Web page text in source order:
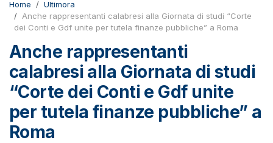
Home
Ultimora
Anche rappresentanti calabresi alla Giornata di studi “Corte
dei Conti e Gdf unite per tutela finanze pubbliche” a Roma
Anche rappresentanti
calabresi alla Giornata di studi
“Corte dei Conti e Gdf unite
per tutela finanze pubbliche” a
Roma